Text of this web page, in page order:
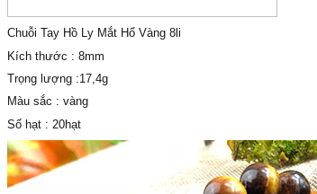
Chuỗi Tay Hồ Ly Mắt Hổ Vàng 8li
Kích thước : 8mm
Trọng lượng :17,4g
Màu sắc : vàng
Số hạt : 20hạt